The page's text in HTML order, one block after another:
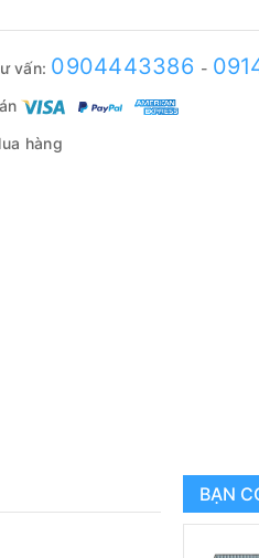
vấn: 0904443386 -
hàng
BẠN